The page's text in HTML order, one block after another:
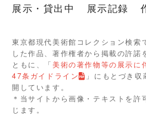
展示・貸出中
展示記録
東京都現代美術館コレクション検索
した作品、著作権者から掲載の許諾
ともに、「美術の著作物等の展示に
47条ガイドライン
」にもとづき
開しています。
＊当サイトから画像・テキストを
じます。